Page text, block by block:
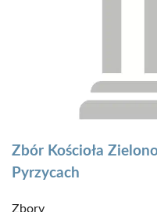
Zbór Kościoła
Pyrzycach
Zbory